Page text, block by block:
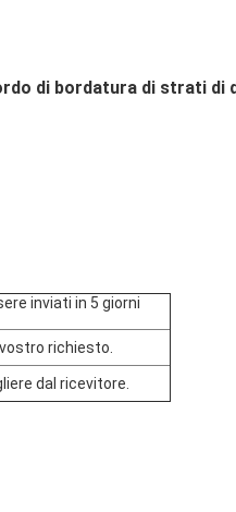
di bordatura di strati di
inviati in 5 giorni
vostro richiesto.
dal ricevitore.